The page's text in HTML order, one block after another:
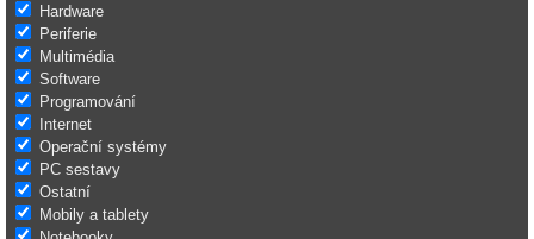
Hardware
Periferie
Multimédia
Software
Programování
Internet
Operační systémy
PC sestavy
Ostatní
Mobily a tablety